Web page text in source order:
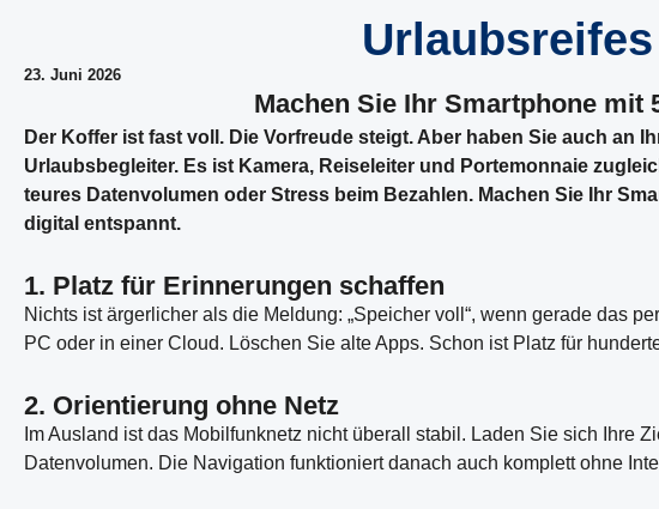
23. Juni 2026
Machen Sie Ihr Smartphone
Der Koffer ist fast voll. Die Vorfreude steigt. Aber haben Sie auch an
Urlaubsbegleiter. Es ist Kamera, Reiseleiter und Portemonnaie
teures Datenvolumen oder Stress beim Bezahlen. Machen Sie Ihr
digital entspannt.
1. Platz für Erinnerungen schaffen
Nichts ist ärgerlicher als die Meldung: „Speicher voll“, wenn gerade das
PC oder in einer Cloud. Löschen Sie alte Apps. Schon ist Platz für
2. Orientierung ohne Netz
Im Ausland ist das Mobilfunknetz nicht überall stabil. Laden Sie sich Ihre
Datenvolumen. Die Navigation funktioniert danach auch komplett ohne